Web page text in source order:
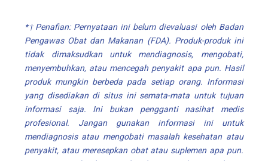
*†Penafian: Pernyataan ini belum dievaluasi oleh Badan
Pengawas Obat dan Makanan (FDA). Produk-produk ini
tidak dimaksudkan untuk mendiagnosis, mengobati,
menyembuhkan, atau mencegah penyakit apa pun. Hasil
produk mungkin berbeda pada setiap orang. Informasi
yang disediakan di situs ini semata-mata untuk tujuan
informasi saja. Ini bukan pengganti nasihat medis
profesional. Jangan gunakan informasi ini untuk
mendiagnosis atau mengobati masalah kesehatan atau
penyakit, atau meresepkan obat atau suplemen apa pun.